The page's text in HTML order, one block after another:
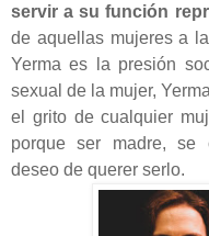
servir a su función
de aquellas mujeres a
Yerma es la presión
sexual de la mujer,
el grito de cualquier
porque ser madre, se
deseo de querer serlo.